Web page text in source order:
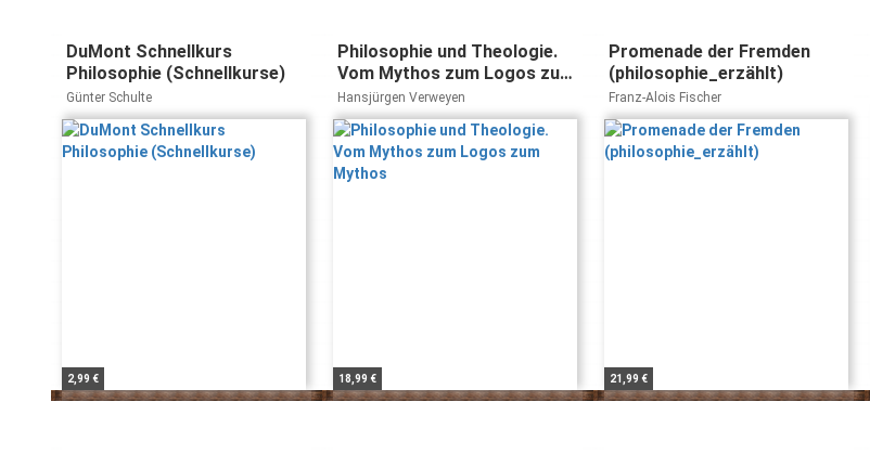
DuMont Schnellkurs
Philosophie (Schnellkurse)
Günter Schulte
2,99 €
Philosophie und Theologie.
Vom Mythos zum Logos zum
Mythos
Hansjürgen Verweyen
18,99 €
Promenade der Fremden
(philosophie_erzählt)
Franz-Alois Fischer
21,99 €